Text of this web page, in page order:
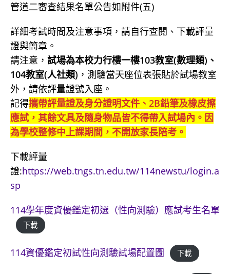
管道二審查結果名單公告如附件(五)
詳細考試時間及注意事項，請自行查閱、下載評量
證與簡章。
請注意， 試場為本校力行樓一樓103教室(數理類)、
104教室(人社類) ，測驗當天座位表張貼於試場教室
外，請依評量證號入座。
記得攜帶評量證及身分證明文件、2B鉛筆及橡皮擦
應試，其餘文具及隨身物品皆不得帶入試場內。因
為學校整修中上課期間，不開放家長陪考。
下載評量
證:https://web.tngs.tn.edu.tw/114newstu/login.a
sp
114學年度資優鑑定初選（性向測驗）應試考生名單
下載
114資優鑑定初試性向測驗試場配置圖 下載